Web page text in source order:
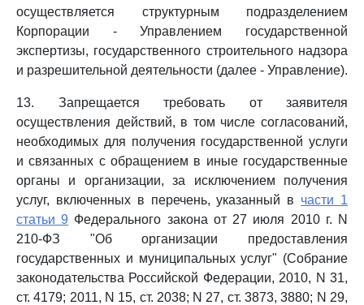
осуществляется структурным подразделением
Корпорации - Управлением государственной
экспертизы, государственного строительного надзора
и разрешительной деятельности (далее - Управление).
13. Запрещается требовать от заявителя
осуществления действий, в том числе согласований,
необходимых для получения государственной услуги
и связанных с обращением в иные государственные
органы и организации, за исключением получения
услуг, включенных в перечень, указанный в части 1
статьи 9 Федерального закона от 27 июля 2010 г. N
210-ФЗ "Об организации предоставления
государственных и муниципальных услуг" (Собрание
законодательства Российской Федерации, 2010, N 31,
ст. 4179; 2011, N 15, ст. 2038; N 27, ст. 3873, 3880; N 29,